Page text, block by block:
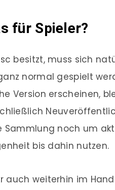
für Spieler?
besitzt, muss sich
normal gespielt
Version erscheinen,
Sammlung noch um
bis dahin nutzen.
auch weiterhin im